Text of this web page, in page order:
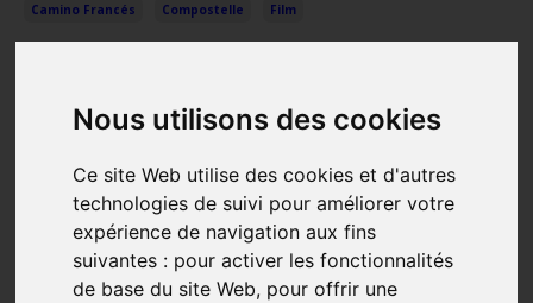
Nous utilisons des cookies
Ce site Web utilise des cookies et d'autres
technologies de suivi pour améliorer votre
expérience de navigation aux fins
suivantes : pour activer les fonctionnalités
de base du site Web, pour offrir une
Camino Francés Compostelle Film